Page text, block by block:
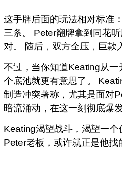
这手牌后面的玩法相对标准
三条。 Peter翻牌拿到同花
对。 随后，双方全压，巨款
不过，当你知道Keating从
个底池就更有意思了。
制造冲突著称，尤其是面对
暗流涌动，在这一刻彻底爆发
Keating渴望战斗，渴望一个
Peter老板，或许就正是他找